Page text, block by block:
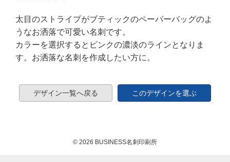
太目のストライプがブティックのペーパーバッグのよ
うなお洒落で可愛い名刺です。
カラーを選択するとピンクの濃淡のラインとなりま
す。お洒落な名刺を作成したい方に。
デザイン一覧へ戻る このデザインを選ぶ
© 2026 BUSINESS名刺印刷所